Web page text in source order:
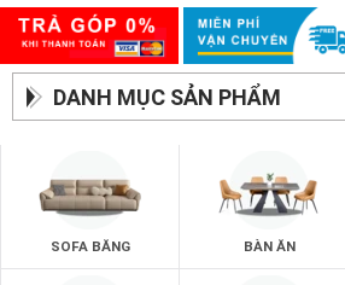
DANH MỤC SẢN PHẨM
SOFA BĂNG BÀN ĂN